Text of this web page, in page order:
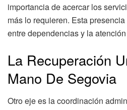
importancia de acercar los
más lo requieren. Esta
entre dependencias y la
La Recuperación
Mano De Segovia
Otro eje es la coordinación